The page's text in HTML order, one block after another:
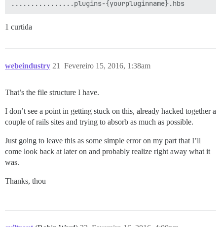
1 curtida
webeindustry Fevereiro 15, 2016, 1:38am
21
That’s the file structure I have.
I don’t see a point in getting stuck on this, already hacked together a
couple of rails sites and trying to absorb as much as possible.
Just going to leave this as some simple error on my part that I’ll
come look back at later on and probably realize right away what it
was.
Thanks, thou